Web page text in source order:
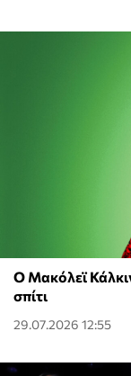
Ο Μακόλεϊ
σπίτι
29.07.2026 12:55